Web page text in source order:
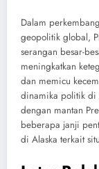
Dalam
geopolitik global,
serangan besar-
meningkatkan
dan memicu
dinamika politik di
dengan mantan
beberapa janji
di Alaska terkait